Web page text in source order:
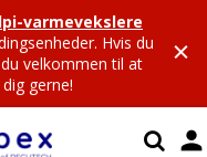
varmevekslere
Hvis du
velkommen til at
gerne!
